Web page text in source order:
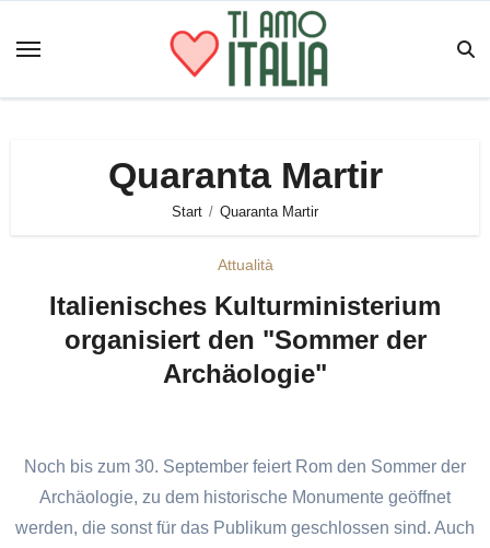
Inhalt
Quaranta Martir
Start Quaranta Martir
Attualità
Italienisches Kulturministerium
organisiert den "Sommer der
Archäologie"
Noch bis zum 30. September feiert Rom den Sommer der
Archäologie, zu dem historische Monumente geöffnet
werden, die sonst für das Publikum geschlossen sind. Auch